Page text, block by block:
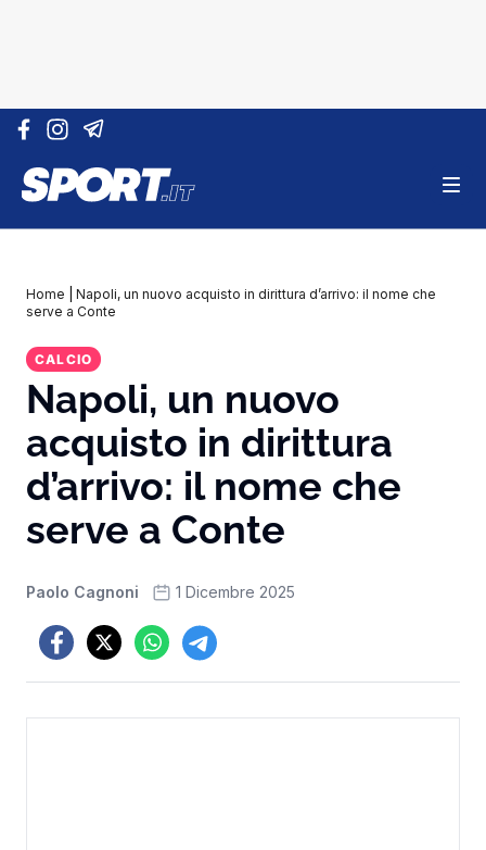
Vai al contenuto
Home
Napoli, un nuovo acquisto in dirittura d’arrivo: il nome che
serve a Conte
CALCIO
Napoli, un nuovo
acquisto in dirittura
d’arrivo: il nome che
serve a Conte
Paolo Cagnoni 1 Dicembre 2025